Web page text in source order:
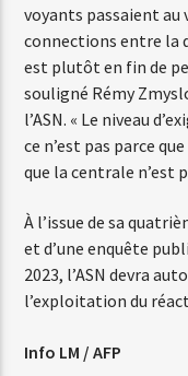
voyants passaient au
connections entre la
est plutôt en fin de
souligné Rémy
l’ASN. « Le niveau
ce n’est pas parce
que la centrale n’est
À l’issue de sa
et d’une enquête
2023, l’ASN devra
l’exploitation du
Info LM / AFP